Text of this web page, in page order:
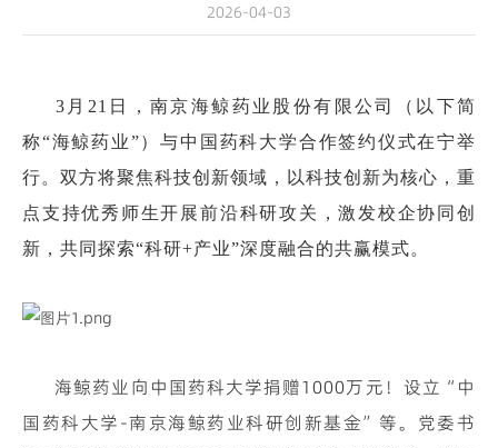
加入我们
2026-04-03
3月21日，南京海鲸药业股份有限公司（以下简
称“海鲸药业”）与中国药科大学合作签约仪式在宁举
行。双方将聚焦科技创新领域，以科技创新为核心，重
点支持优秀师生开展前沿科研攻关，激发校企协同创
新，共同探索“科研+产业”深度融合的共赢模式。
海鲸药业向中国药科大学捐赠1000万元！设立“中
国药科大学-南京海鲸药业科研创新基金”等。党委书